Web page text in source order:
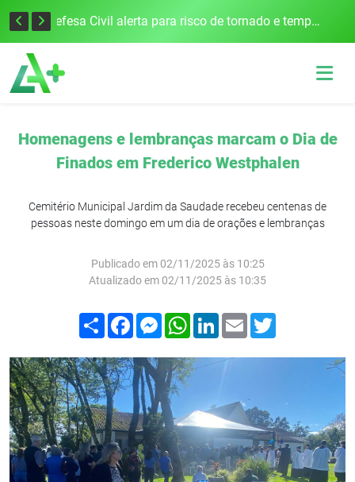
Justiça Eleitoral intensifica preparativos e faz alertas para as Eleições 2026 na 94ª Zona Eleitoral Defesa Civil alerta para risco de tornado e tempestades severas no RS entre esta quinta e sexta-feira
Homenagens e lembranças marcam o Dia de
Finados em Frederico Westphalen
Cemitério Municipal Jardim da Saudade recebeu centenas de
pessoas neste domingo em um dia de orações e lembranças
Publicado em 02/11/2025 às 10:25
Atualizado em 02/11/2025 às 10:35
Compartilhar
FacebookMessenger
WhatsApp
LinkedIn
Email